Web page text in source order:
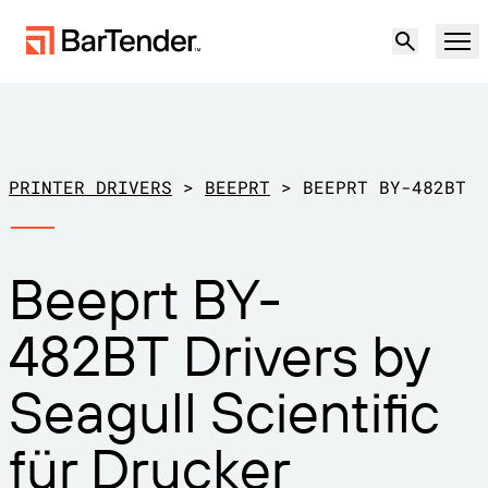
BarTender-Etikettierung
ETIKETTIERFUNKTIONEN
Gestalten
Lösungen
NACH ANWENDUNGSFALL
Produktion
Einzelhandel
Transport und Logistik
Druckertreiber herunterladen
Support-Pläne
Partner
Partner werden
Support
Support-Center
Kostenlos
PRINTER DRIVERS > BEEPRT > BEEPRT BY-482BT
Beeprt BY-
482BT Drivers by
Seagull Scientific
für Drucker